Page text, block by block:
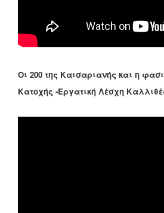
Οι 200 της Καισαριανής και η
Κατοχής -Εργατική Λέσχη